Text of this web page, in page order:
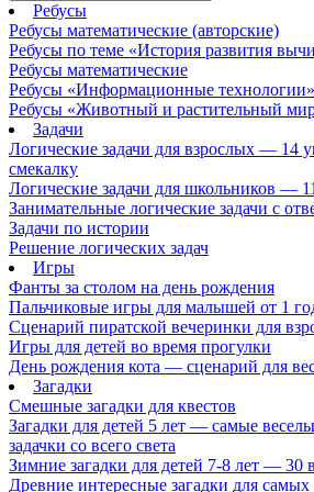
Ребусы
Ребусы математические (авторские)
Ребусы по теме «История развития
Ребусы математические
Ребусы «Информационные технологии»
Ребусы «Животный и растительный
Задачи
Логические задачи для взрослых — 14
смекалку
Логические задачи для школьников —
Занимательные логические задачи с
Задачи по истории
Решение логических задач
Игры
Фанты за столом на день рождения
Пальчиковые игры для малышей от 1
Сценарий пиратской вечеринки для
Игры для детей во время прогулки
День рождения кота — сценарий для
Загадки
Смешные загадки для квестов
Загадки для детей 5 лет — самые
задачки со всего света
Зимние загадки для детей 7-8 лет — 30
Древние интересные загадки для самых